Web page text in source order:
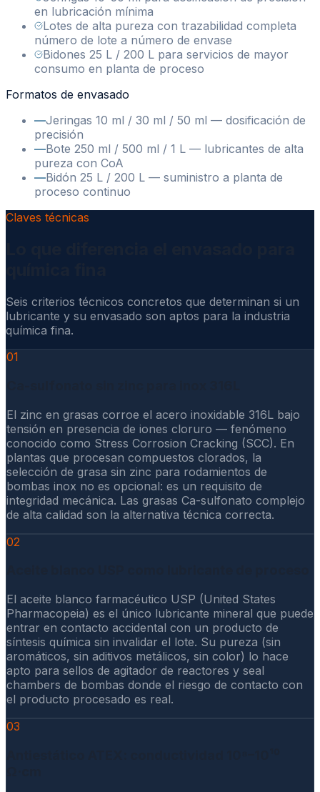
en lubricación mínima
Lotes de alta pureza con trazabilidad completa
número de lote a número de envase
Bidones 25 L / 200 L para servicios de mayor
consumo en planta de proceso
Formatos de envasado
—Jeringas 10 ml / 30 ml / 50 ml — dosificación de
precisión
—Bote 250 ml / 500 ml / 1 L — lubricantes de alta
pureza con CoA
—Bidón 25 L / 200 L — suministro a planta de
proceso continuo
Claves técnicas
Seis criterios técnicos concretos que determinan si un
lubricante y su envasado son aptos para la industria
química fina.
01
El zinc en grasas corroe el acero inoxidable 316L bajo
tensión en presencia de iones cloruro — fenómeno
conocido como Stress Corrosion Cracking (SCC). En
plantas que procesan compuestos clorados, la
selección de grasa sin zinc para rodamientos de
bombas inox no es opcional: es un requisito de
integridad mecánica. Las grasas Ca-sulfonato complejo
de alta calidad son la alternativa técnica correcta.
02
El aceite blanco farmacéutico USP (United States
Pharmacopeia) es el único lubricante mineral que puede
entrar en contacto accidental con un producto de
síntesis química sin invalidar el lote. Su pureza (sin
aromáticos, sin aditivos metálicos, sin color) lo hace
apto para sellos de agitador de reactores y seal
chambers de bombas donde el riesgo de contacto con
el producto procesado es real.
03